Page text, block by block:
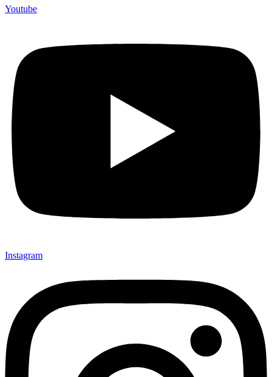
Youtube
Instagram